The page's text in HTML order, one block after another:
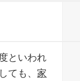
といわれ
ても、 家